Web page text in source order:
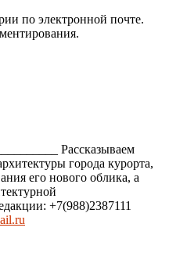
по электронной почте.
Рассказываем
города курорта,
его нового облика, а
+7(988)2387111